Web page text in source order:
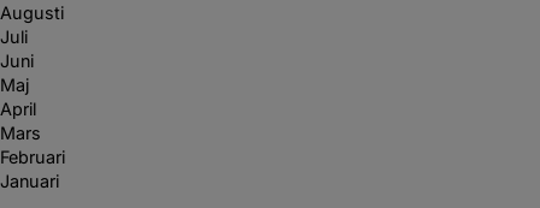
Augusti
Juli
Juni
Maj
April
Mars
Februari
Januari